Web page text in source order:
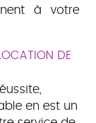
à votre
DE
en est un